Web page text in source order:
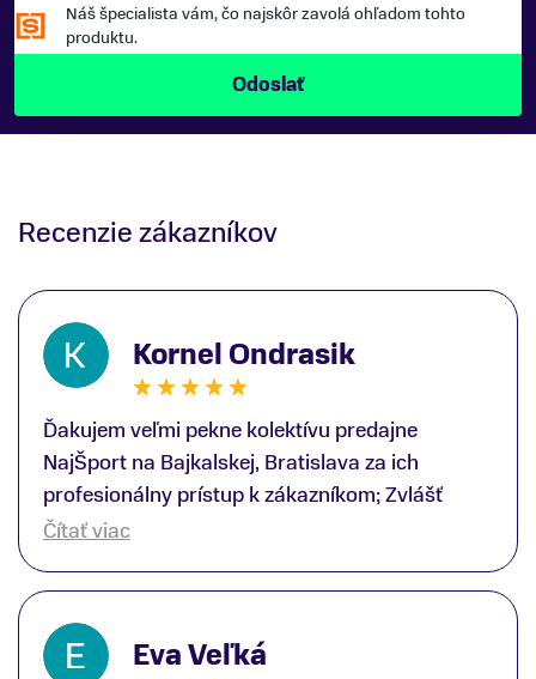
Náš špecialista vám, čo najskôr zavolá ohľadom tohto
produktu.
Recenzie zákazníkov
Kornel Ondrasik
Ďakujem veľmi pekne kolektívu predajne
NajŠport na Bajkalskej, Bratislava za ich
profesionálny prístup k zákazníkom; Zvlášť
ďakujem špecialistovi Martinovi Gunišovi za
lyžiarskej obuvi, ako aj prilby.. všetko značka
Atomic; Pán Martin Guniš mi svojou
odbornosťou otvoril nové obzory a dozvedel
Čítať viac
Eva Veľká